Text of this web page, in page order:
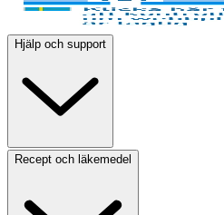
Hjälp och support
Recept och läkemedel